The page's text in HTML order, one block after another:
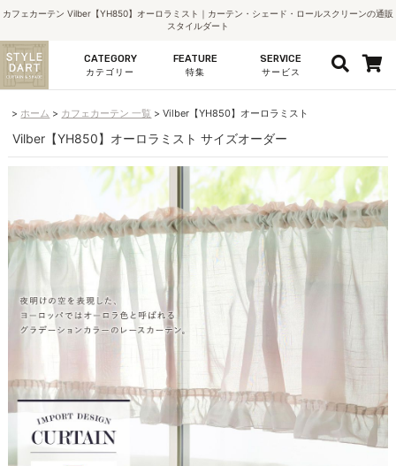
カフェカーテン Vilber【YH850】オーロラミスト｜カーテン・シェード・ロールスクリーンの通販
スタイルダート
CATEGORY
カテゴリー
FEATURE
特集
SERVICE
サービス
ホーム カフェカーテン 一覧 Vilber【YH850】オーロラミスト
Vilber【YH850】オーロラミスト サイズオーダー